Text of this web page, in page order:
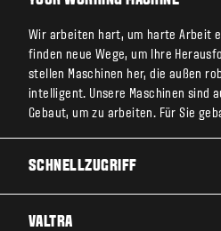
Wir arbeiten hart, um harte Arbeit
finden neue Wege, um Ihre
stellen Maschinen her, die außen
intelligent. Unsere Maschinen sind
Gebaut, um zu arbeiten. Für Sie
SCHNELLZUGRIFF
VALTRA